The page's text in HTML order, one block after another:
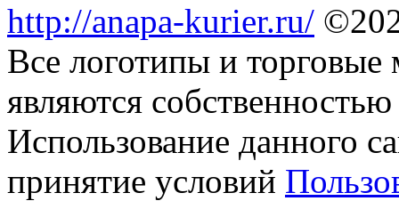
http://anapa-kurier.ru/
Все логотипы и торговые
являются
Использование данного
принятие условий